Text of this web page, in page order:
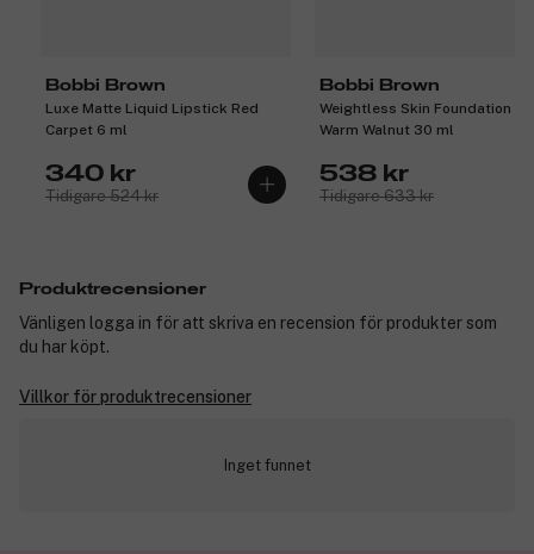
Bobbi Brown
Luxe Matte Liquid Lipstick Red
Carpet 6 ml
340 kr
Tidigare 524 kr
Bobbi Brown
Weightless Skin Foundation
Warm Walnut 30 ml
538 kr
Tidigare 633 kr
Produktrecensioner
Vänligen logga in för att skriva en recension för produkter som
du har köpt.
Villkor för produktrecensioner
Inget funnet